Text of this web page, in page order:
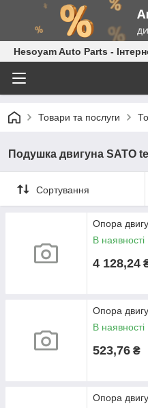
Hesoyam Auto Parts -
Товари та послуги
Подушка двигуна SATO
Сортування
Опора
В наявності
4 128,24
Опора
В наявності
523,76 ₴
Опора